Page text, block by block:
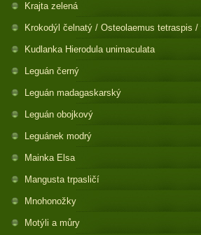
Krajta zelená
Krokodýl čelnatý / Osteolaemus tetraspis
Kudlanka Hierodula unimaculata
Leguán černý
Leguán madagaskarský
Leguán obojkový
Leguánek modrý
Mainka Elsa
Mangusta trpasličí
Mnohonožky
Motýli a můry